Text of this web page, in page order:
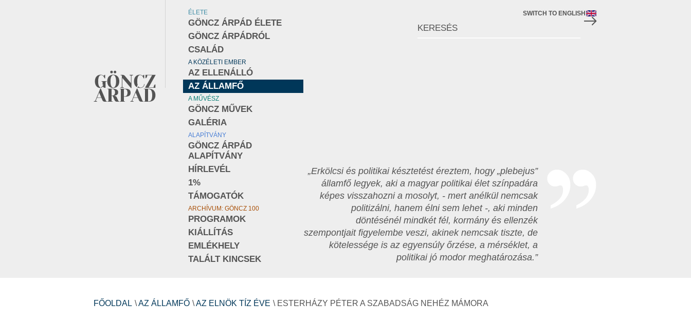
ÉLETE
GÖNCZ ÁRPÁD ÉLETE
GÖNCZ ÁRPÁDRÓL
CSALÁD
A KÖZÉLETI EMBER
AZ ELLENÁLLÓ
AZ ÁLLAMFŐ
A MŰVÉSZ
GÖNCZ MŰVEK
GALÉRIA
ALAPÍTVÁNY
GÖNCZ ÁRPÁD
ALAPÍTVÁNY
HÍRLEVÉL
1%
TÁMOGATÓK
ARCHÍVUM: GÖNCZ 100
PROGRAMOK
KIÁLLÍTÁS
EMLÉKHELY
TALÁLT KINCSEK
SWITCH TO ENGLISH
„Erkölcsi és politikai késztetést éreztem, hogy „plebejus”
államfő legyek, aki a magyar politikai élet színpadára
képes visszahozni a mosolyt, - mert anélkül nemcsak
politizálni, hanem élni sem lehet -, aki minden
döntésénél mindkét fél, kormány és ellenzék
szempontjait figyelembe veszi, akinek nemcsak tiszte, de
kötelessége is az egyensúly őrzése, a mérséklet, a
politikai jó modor meghatározása.”
FŐOLDAL \AZ ÁLLAMFŐ \AZ ELNÖK TÍZ ÉVE \ ESTERHÁZY PÉTER A SZABADSÁG NEHÉZ MÁMORA